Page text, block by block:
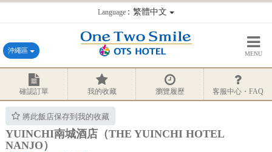
Language：繁體中文
沖繩區 MENU
確認訂單 我的收藏 瀏覽履歷 客服中心・FAQ
將此飯店保存到我的收藏
YUINCHI南城酒店（THE YUINCHI HOTEL
NANJO）